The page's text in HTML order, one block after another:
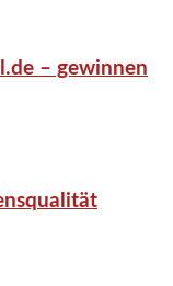
– gewinnen